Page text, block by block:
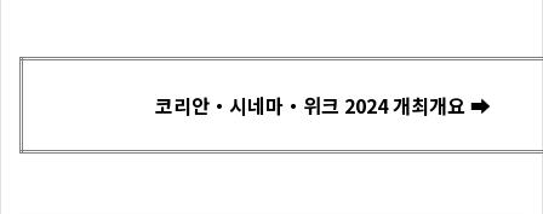
코리안・시네마・위크 2024 개최개요 ➡